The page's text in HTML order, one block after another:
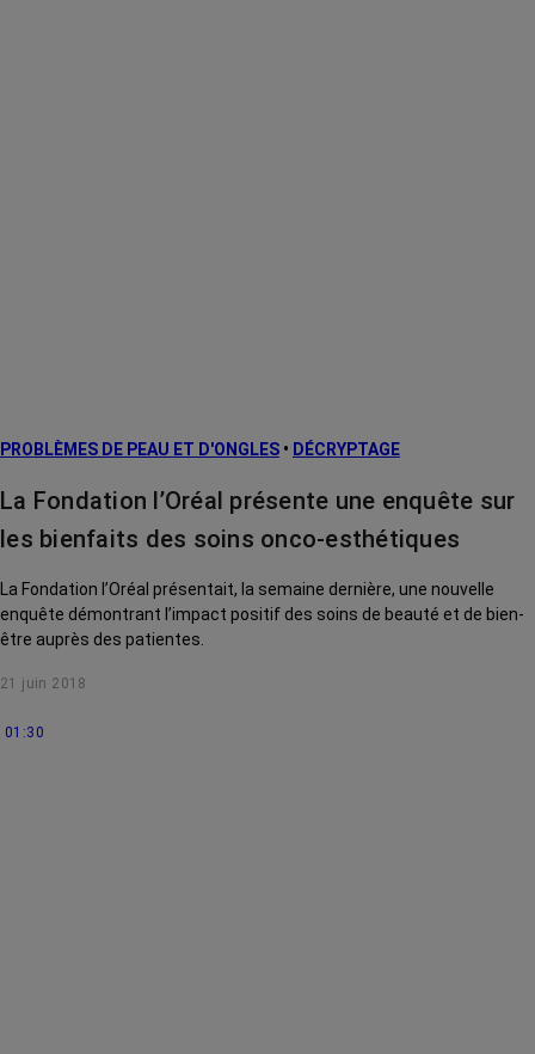
PROBLÈMES DE PEAU ET D'ONGLES • DÉCRYPTAGE
La Fondation l’Oréal présente une enquête sur
les bienfaits des soins onco-esthétiques
La Fondation l’Oréal présentait, la semaine dernière, une nouvelle
enquête démontrant l’impact positif des soins de beauté et de bien-
être auprès des patientes.
21 juin 2018
01:30